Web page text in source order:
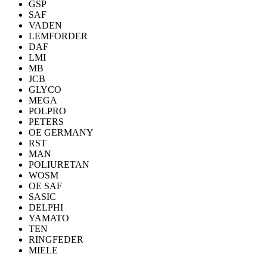
GSP
SAF
VADEN
LEMFORDER
DAF
LMI
MB
JCB
GLYCO
MEGA
POLPRO
PETERS
OE GERMANY
RST
MAN
POLIURETAN
WOSM
OE SAF
SASIC
DELPHI
YAMATO
TEN
RINGFEDER
MIELE